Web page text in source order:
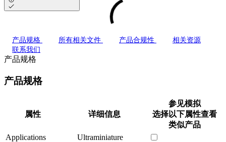
产品规格 所有相关文件 产品合规性
相关资源
联系我们
产品规格
产品规格
属性 详细信息
参见模拟
选择以下属性查看
类似产品
Applications
Ultraminiature